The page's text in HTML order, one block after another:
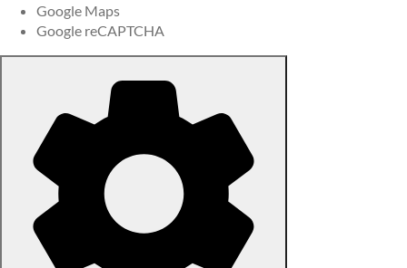
Google Maps
Google reCAPTCHA